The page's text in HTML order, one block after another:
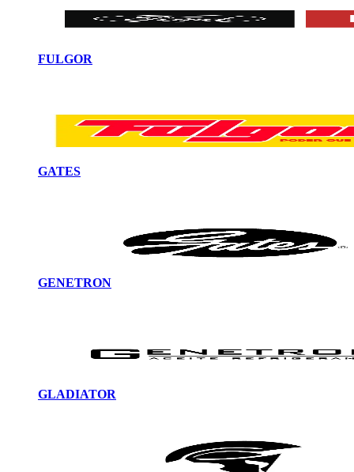
FULGOR
GATES
GENETRON
GLADIATOR